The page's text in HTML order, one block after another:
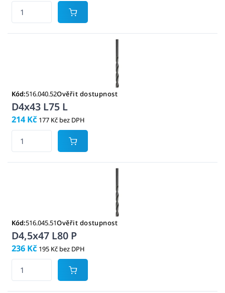
Kód:516.040.52Ověřit dostupnost
D4x43 L75 L
214 Kč 177 Kč bez DPH
Kód:516.045.51Ověřit dostupnost
D4,5x47 L80 P
236 Kč 195 Kč bez DPH